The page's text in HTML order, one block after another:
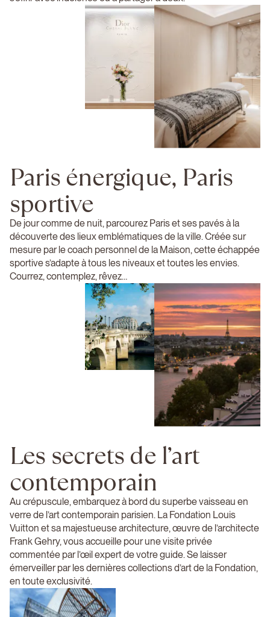
Paris énergique, Paris
sportive
De jour comme de nuit, parcourez Paris et ses pavés à la
découverte des lieux emblématiques de la ville. Créée sur
mesure par le coach personnel de la Maison, cette échappée
sportive s’adapte à tous les niveaux et toutes les envies.
Courrez, contemplez, rêvez…
Les secrets de l’art
contemporain
Au crépuscule, embarquez à bord du superbe vaisseau en
verre de l’art contemporain parisien. La Fondation Louis
Vuitton et sa majestueuse architecture, œuvre de l’architecte
Frank Gehry, vous accueille pour une visite privée
commentée par l’œil expert de votre guide. Se laisser
émerveiller par les dernières collections d’art de la Fondation,
en toute exclusivité.